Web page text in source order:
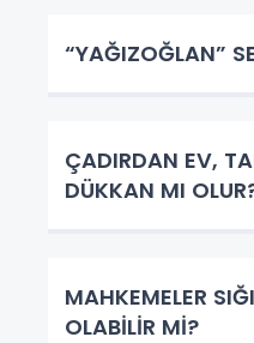
“YAĞIZOĞLAN”
ÇADIRDAN EV, TAHTADAN
DÜKKAN MI
MAHKEMELER
OLABİLİR Mİ?